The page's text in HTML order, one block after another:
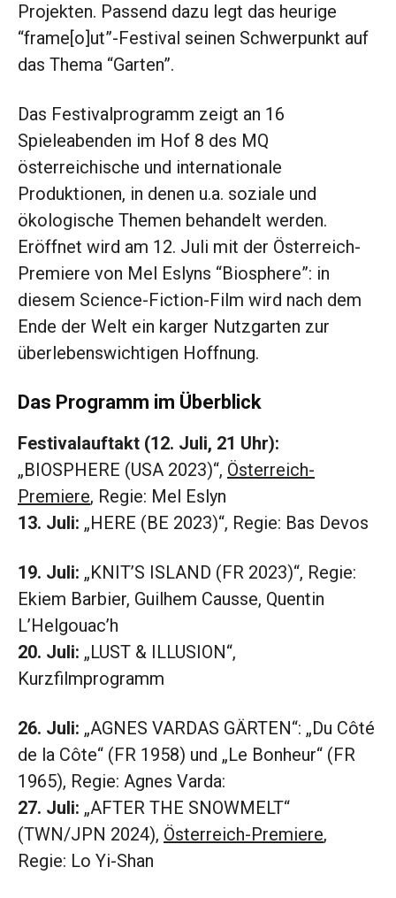
Projekten. Passend dazu legt das heurige
“frame[o]ut”-Festival seinen Schwerpunkt auf
das Thema “Garten”.
Das Festivalprogramm zeigt an 16
Spieleabenden im Hof 8 des MQ
österreichische und internationale
Produktionen, in denen u.a. soziale und
ökologische Themen behandelt werden.
Eröffnet wird am 12. Juli mit der Österreich-
Premiere von Mel Eslyns “Biosphere”: in
diesem Science-Fiction-Film wird nach dem
Ende der Welt ein karger Nutzgarten zur
überlebenswichtigen Hoffnung.
Das Programm im Überblick
Festivalauftakt (12. Juli, 21 Uhr):
„BIOSPHERE (USA 2023)“, Österreich-
Premiere, Regie: Mel Eslyn
13. Juli: „HERE (BE 2023)“, Regie: Bas Devos
19. Juli: „KNIT’S ISLAND (FR 2023)“, Regie:
Ekiem Barbier, Guilhem Causse, Quentin
L’Helgouac’h
20. Juli: „LUST & ILLUSION“,
Kurzfilmprogramm
26. Juli: „AGNES VARDAS GÄRTEN“: „Du Côté
de la Côte“ (FR 1958) und „Le Bonheur“ (FR
1965), Regie: Agnes Varda:
27. Juli: „AFTER THE SNOWMELT“
(TWN/JPN 2024), Österreich-Premiere,
Regie: Lo Yi-Shan